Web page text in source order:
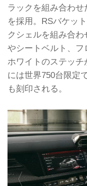
ラックを組み合わ
を採用。RSバケッ
クシェルを組み合
やシートベルト、
ホワイトのステッ
には世界750台限定
も刻印される。